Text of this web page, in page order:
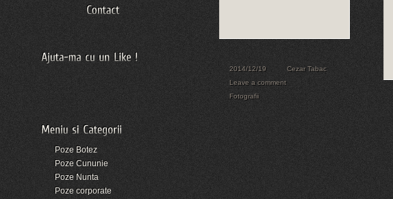
Poze Botez
Poze Cununie
Poze Nunta
Poze corporate
2014/12/19
Cezar Tabac
Leave a comment
Fotografii